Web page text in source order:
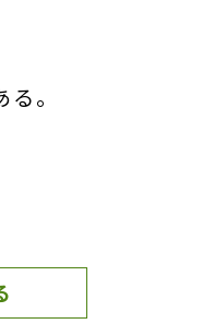
。